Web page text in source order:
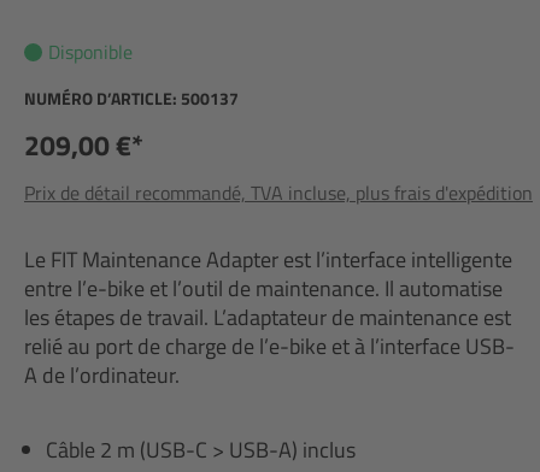
Disponible
NUMÉRO D’ARTICLE: 500137
209,00 €*
Prix de détail recommandé, TVA incluse, plus frais d'expédition
Le FIT Maintenance Adapter est l’interface intelligente
entre l’e-bike et l’outil de maintenance. Il automatise
les étapes de travail. L’adaptateur de maintenance est
relié au port de charge de l’e-bike et à l’interface USB-
A de l’ordinateur.
Câble 2 m (USB-C > USB-A) inclus